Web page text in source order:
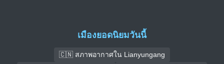
เมืองยอดนิยมวันนี้
🇨🇳 สภาพอากาศใน Lianyungang